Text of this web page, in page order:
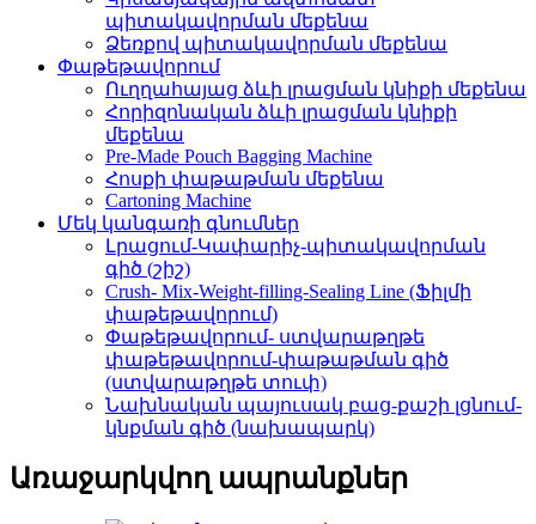
պիտակավորման մեքենա
Ձեռքով պիտակավորման մեքենա
Փաթեթավորում
Ուղղահայաց ձևի լրացման կնիքի մեքենա
Հորիզոնական ձևի լրացման կնիքի
մեքենա
Pre-Made Pouch Bagging Machine
Հոսքի փաթաթման մեքենա
Cartoning Machine
Մեկ կանգառի գնումներ
Լրացում-Կափարիչ-պիտակավորման
գիծ (շիշ)
Crush- Mix-Weight-filling-Sealing Line (Ֆիլմի
փաթեթավորում)
Փաթեթավորում- ստվարաթղթե
փաթեթավորում-փաթաթման գիծ
(ստվարաթղթե տուփ)
Նախնական պայուսակ բաց-քաշի լցնում-
կնքման գիծ (նախապարկ)
Առաջարկվող ապրանքներ